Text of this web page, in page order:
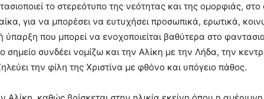
το στερεότυπο της νεότητας και της ομορφιάς, στο
για να μπορέσει να ευτυχήσει προσωπικά, ερωτικά,
ύπαρξη που μπορεί να ενοχοποιείται βαθύτερα στο
συνδέει νομίζω και την Αλίκη με την Λήδα, την
την φίλη της Χριστίνα με φθόνο και υπόγειο πάθος.